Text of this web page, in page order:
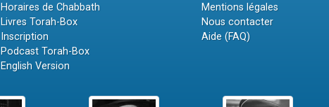
Horaires de Chabbath
Livres Torah-Box
Inscription
Podcast Torah-Box
English Version
Mentions légales
Nous contacter
Aide (FAQ)